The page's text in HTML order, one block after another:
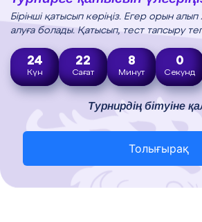
Бірінші қатысып көріңіз. Егер орын
алуға болады. Қатысып, тест тапсыру
24
Күн
22
Сағат
7
Минут
59
Секунд
Турнирдің бітуіне
Толығырақ